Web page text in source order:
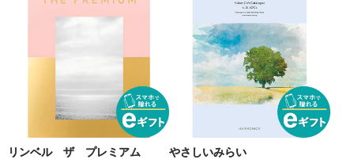
リンベル ザ プレミアム
やさしいみらい